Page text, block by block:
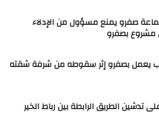
صفرو يمنع مسؤول من الإدلاء
مشروع بصفرو
يعمل بصفرو إثر سقوطه من شرفة شقته
الطريق الرابطة بين رباط الخير